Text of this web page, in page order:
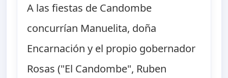
A las fiestas de Candombe
concurrían Manuelita, doña
Encarnación y el propio gobernador
Rosas ("El Candombe", Ruben